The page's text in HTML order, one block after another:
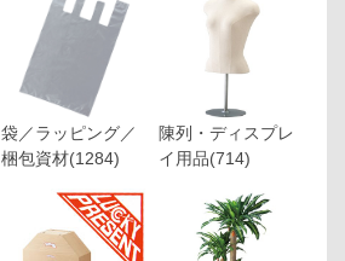
袋／ラッピング／
梱包資材(1284)
陳列・ディスプレ
イ用品(714)